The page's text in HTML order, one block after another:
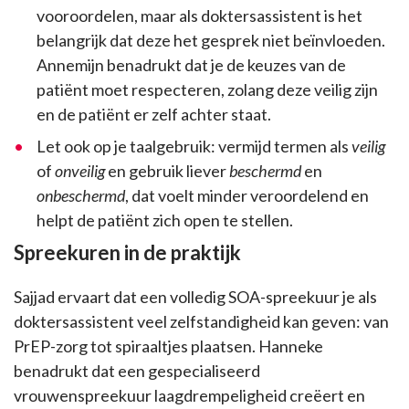
vooroordelen, maar als doktersassistent is het
belangrijk dat deze het gesprek niet beïnvloeden.
Annemijn benadrukt dat je de keuzes van de
patiënt moet respecteren, zolang deze veilig zijn
en de patiënt er zelf achter staat.
Let ook op je taalgebruik: vermijd termen alsveilig
ofonveiligen gebruik lieverbeschermden
onbeschermd, dat voelt minder veroordelend en
helpt de patiënt zich open te stellen.
Spreekuren in de praktijk
Sajjad ervaart dat een volledig SOA-spreekuur je als
doktersassistent veel zelfstandigheid kan geven: van
PrEP-zorg tot spiraaltjes plaatsen. Hanneke
benadrukt dat een gespecialiseerd
vrouwenspreekuur laagdrempeligheid creëert en